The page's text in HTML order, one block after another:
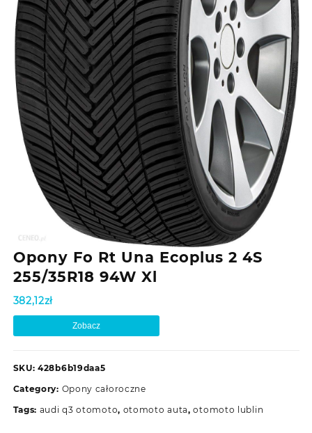
Opony Fo Rt Una Ecoplus 2 4S
255/35R18 94W Xl
382,12zł
Zobacz
SKU: 428b6b19daa5
Category: Opony całoroczne
Tags: audi q3 otomoto, otomoto auta,otomoto lublin